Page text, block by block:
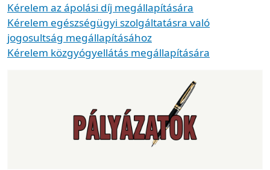
Kérelem az ápolási díj megállapítására
Kérelem egészségügyi szolgáltatásra való
jogosultság megállapításához
Kérelem közgyógyellátás megállapítására